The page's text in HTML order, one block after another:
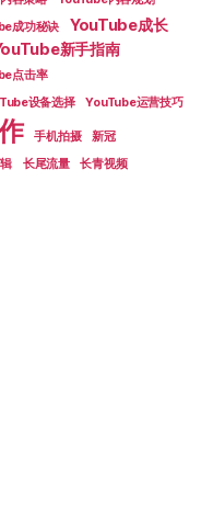
成功秘诀 YouTube成长
新手指南
点击率
设备选择 YouTube运营技巧
手机拍摄 新冠
长尾流量 长青视频